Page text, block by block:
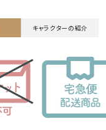
公式 公式
キャラクターの紹介